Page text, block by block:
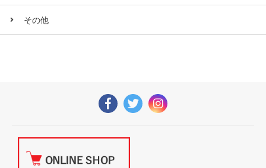
その他